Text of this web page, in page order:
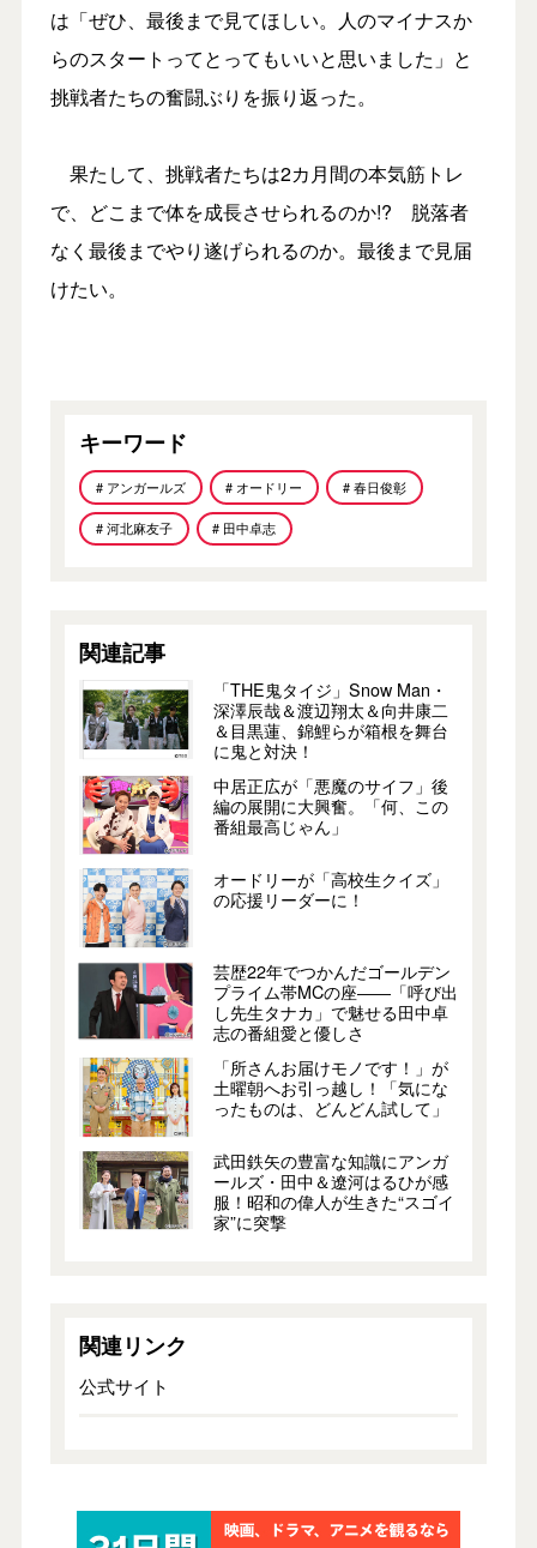
は「ぜひ、最後まで見てほしい。人のマイナスか
らのスタートってとってもいいと思いました」と
挑戦者たちの奮闘ぶりを振り返った。
果たして、挑戦者たちは2カ月間の本気筋トレ
で、どこまで体を成長させられるのか!? 脱落者
なく最後までやり遂げられるのか。最後まで見届
けたい。
キーワード
# アンガールズ # オードリー # 春日俊彰
# 河北麻友子 # 田中卓志
関連記事
「THE鬼タイジ」Snow Man・
深澤辰哉＆渡辺翔太＆向井康二
＆目黒蓮、錦鯉らが箱根を舞台
に鬼と対決！
中居正広が「悪魔のサイフ」後
編の展開に大興奮。「何、この
番組最高じゃん」
オードリーが「高校生クイズ」
の応援リーダーに！
芸歴22年でつかんだゴールデン
プライム帯MCの座――「呼び出
し先生タナカ」で魅せる田中卓
志の番組愛と優しさ
「所さんお届けモノです！」が
土曜朝へお引っ越し！「気にな
ったものは、どんどん試して」
武田鉄矢の豊富な知識にアンガ
ールズ・田中＆遼河はるひが感
服！昭和の偉人が生きた“スゴイ
家”に突撃
関連リンク
公式サイト